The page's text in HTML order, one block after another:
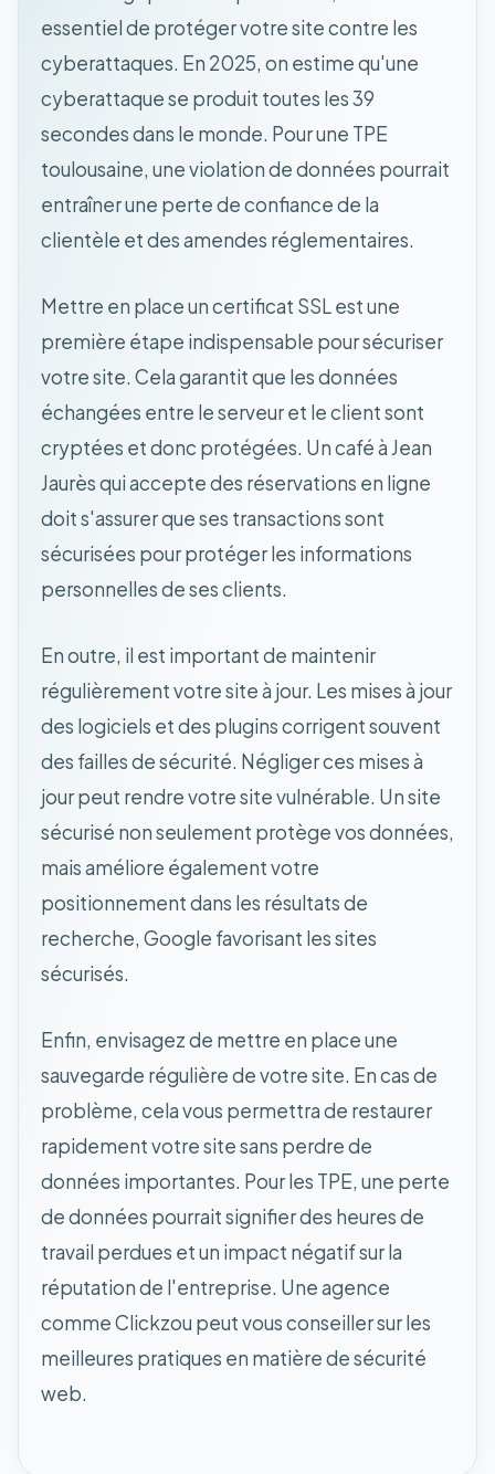
essentiel de protéger votre site contre les
cyberattaques. En 2025, on estime qu'une
cyberattaque se produit toutes les 39
secondes dans le monde. Pour une TPE
toulousaine, une violation de données pourrait
entraîner une perte de confiance de la
clientèle et des amendes réglementaires.
Mettre en place un certificat SSL est une
première étape indispensable pour sécuriser
votre site. Cela garantit que les données
échangées entre le serveur et le client sont
cryptées et donc protégées. Un café à Jean
Jaurès qui accepte des réservations en ligne
doit s'assurer que ses transactions sont
sécurisées pour protéger les informations
personnelles de ses clients.
En outre, il est important de maintenir
régulièrement votre site à jour. Les mises à jour
des logiciels et des plugins corrigent souvent
des failles de sécurité. Négliger ces mises à
jour peut rendre votre site vulnérable. Un site
sécurisé non seulement protège vos données,
mais améliore également votre
positionnement dans les résultats de
recherche, Google favorisant les sites
sécurisés.
Enfin, envisagez de mettre en place une
sauvegarde régulière de votre site. En cas de
problème, cela vous permettra de restaurer
rapidement votre site sans perdre de
données importantes. Pour les TPE, une perte
de données pourrait signifier des heures de
travail perdues et un impact négatif sur la
réputation de l'entreprise. Une agence
comme Clickzou peut vous conseiller sur les
meilleures pratiques en matière de sécurité
web.